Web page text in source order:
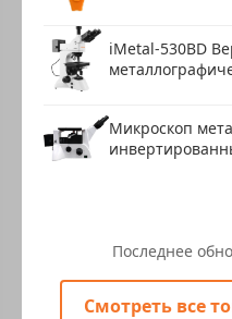
iMetal-530BD
Микроскоп
Последнее
Смотреть все